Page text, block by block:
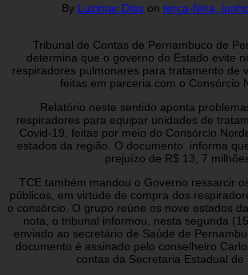
By Luzimar Dias on terça-feira,
Tribunal de Contas de Pernambuco de
determina que o governo do Estado evite
respiradores pulmonares para tratamento de
feitas em parceria com o Consórcio
Relatório neste sentido aponta
respiradores para equipar unidades de
Covid-19, feitas por meio do Consórcio
estados da região. O documento informa
prejuízo de R$ 13, 7
TCE também mandou o Governo ressarcir
públicos, em virtude de compra dos
o consórcio. O grupo reúne os nove estados
nota, o tribunal informou, nesta segunda
enviado ao secretário de Saúde de
documento é assinado pelo conselheiro
contas da Secretaria Estadual de